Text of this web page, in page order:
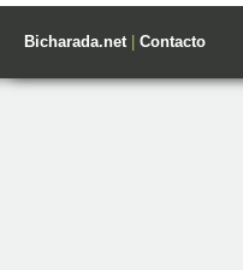
Bicharada.net| Contacto